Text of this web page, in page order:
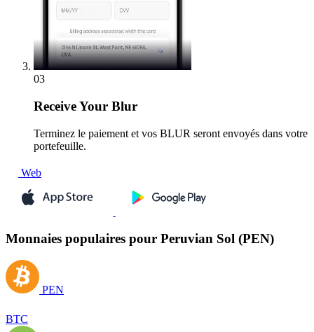
03
ReceiveYour Blur
Terminez le paiement et vos BLUR seront envoyés dans votre
portefeuille.
Web
Monnaies populaires pour Peruvian Sol (PEN)
PEN
BTC